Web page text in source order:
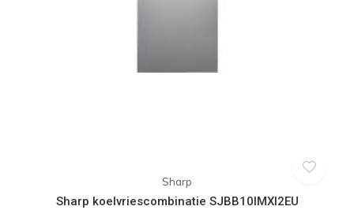
Sharp
Sharp koelvriescombinatie SJBB10IMXI2EU